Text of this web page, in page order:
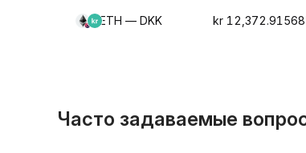
ETH — DKK kr
Часто задаваемые